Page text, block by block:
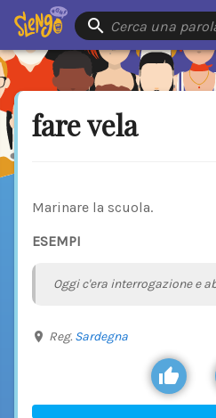
Cerca una
fare vela
Marinare la scuola.
ESEMPI
Oggi c'era interrogazione e
Reg. Sardegna